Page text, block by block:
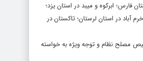
فارس؛ ابرکوه و میبد در استان یزد؛
آباد در استان لرستان؛ تاکستان در
مصلح نظام و توجه ویژه به خواسته